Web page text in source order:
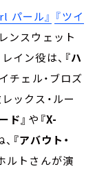
パール』 『ツイ
ンスウェット
イン役は、 『ハ
チェル・ブロズ
ックス・ルー
ド』 や 『X-
『アバウト・
ルトさんが演